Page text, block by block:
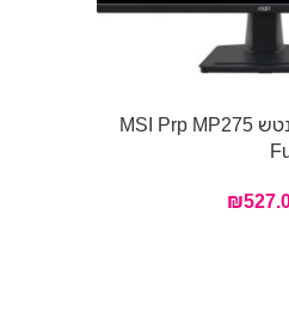
מסך מחשב ‏27 ‏אינטש MSI Prp MP275
₪